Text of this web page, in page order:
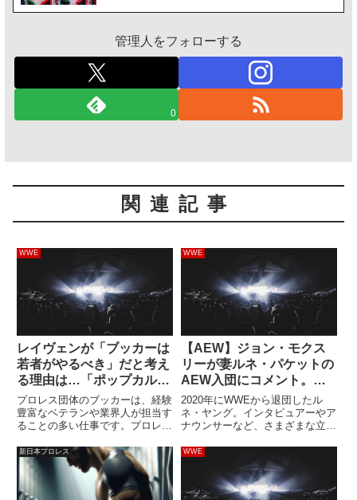
管理人をフォローする
0
関連記事
WWE
レイヴェンが「ブッカーは
若者がやるべき」だと考え
る理由は…「ポップカルチ
ャーの知識」
プロレス団体のブッカーは、経験
豊富なベテランや業界人が担当す
ることの多い仕事です。プロレス
ので、どうしても経験が必要にな
ってきてしまいます。しかし、
AEWのトニー・カーン社長のよ
うに、プヲタとしての知識とビジ
WWE
【AEW】ジョン・モクス
リーが妻ルネ・パケットの
AEW入団にコメント。
「大歓声が上がることはわ
かってた」
2020年にWWEから退団したル
ネ・ヤング。インタビュアーやア
ナウンサーなど、さまざまな立場
夫ジョン・モクスリーが在籍する
AEWへの移籍が常にささやかれ
てきました。先日、AEWは彼女
の入団を発表。ついに入団が実...
新日本プロレス WWE